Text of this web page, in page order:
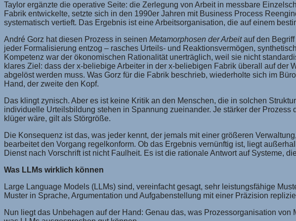
Taylor ergänzte die operative Seite: die Zerlegung von Arbeit in messbare
Fabrik entwickelte, setzte sich in den 1990er Jahren mit Business Process
systematisch vertieft. Das Ergebnis ist eine Arbeitsorganisation, die auf einem
André Gorz hat diesen Prozess in seinen Metamorphosen der Arbeitauf den Begriff
jeder Formalisierung entzog – rasches Urteils- und Reaktionsvermögen,
Kompetenz war der ökonomischen Rationalität unerträglich, weil sie nicht
klares Ziel: dass der x-beliebige Arbeiter in der x-beliebigen Fabrik überall auf
abgelöst werden muss. Was Gorz für die Fabrik beschrieb, wiederholte sich im
Hand, der zweite den Kopf.
Das klingt zynisch. Aber es ist keine Kritik an den Menschen, die in solchen
individuelle Urteilsbildung stehen in Spannung zueinander. Je stärker der
klüger wäre, gilt als Störgröße.
Die Konsequenz ist das, was jeder kennt, der jemals mit einer größeren
bearbeitet den Vorgang regelkonform. Ob das Ergebnis vernünftig ist, liegt
Dienst nach Vorschrift ist nicht Faulheit. Es ist die rationale Antwort auf Systeme,
Was LLMs wirklich können
Large Language Models (LLMs) sind, vereinfacht gesagt, sehr leistungsfähige
Muster in Sprache, Argumentation und Aufgabenstellung mit einer Präzision
Nun liegt das Unbehagen auf der Hand: Genau das, was Prozessorganisation